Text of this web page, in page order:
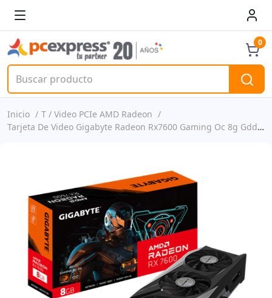
0
Inicio
T / Video PCIe AMD Radeon
Tarjeta De Video Gigabyte Radeon Rx7600 Gaming Oc 8g Gddr6 P/n Gv-76gaming Oc-8gd